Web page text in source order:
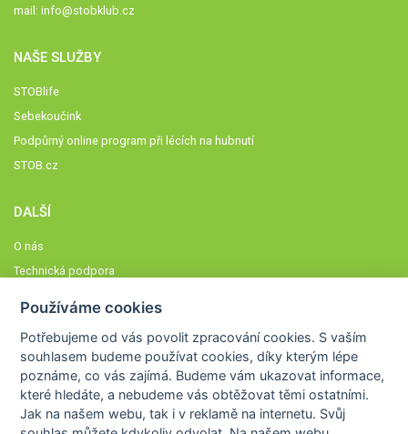
mail: info@stobklub.cz
NAŠE SLUŽBY
STOBlife
Sebekoučink
Podpůrný online program při lécích na hubnutí
STOB.cz
DALŠÍ
O nás
Technická podpora
Členové STOBklubu
Zásady nakládání s osobními údaji
Otestujte se
Spočítejte si
Používáme cookies
Potřebujeme od vás povolit zpracování cookies. S vaším
souhlasem budeme používat cookies, díky kterým lépe
poznáme,co vás zajímá. Budeme vám ukazovat informace,
které hledáte, a nebudeme vás obtěžovat těmi ostatními.
Jak na našem webu, tak i v reklamě na internetu. Svůj